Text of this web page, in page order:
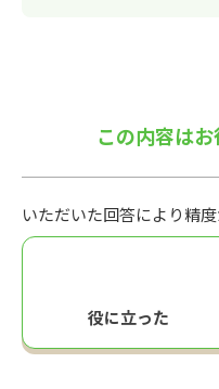
この内容は
いただいた回答により精度
役に立った